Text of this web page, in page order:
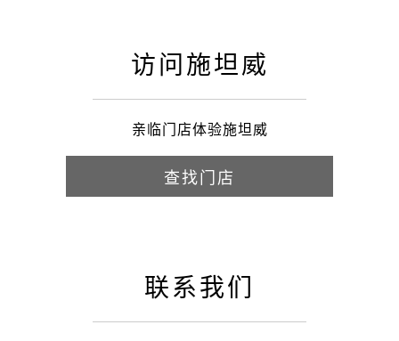
访问施坦威
亲临门店体验施坦威
查找门店
联系我们